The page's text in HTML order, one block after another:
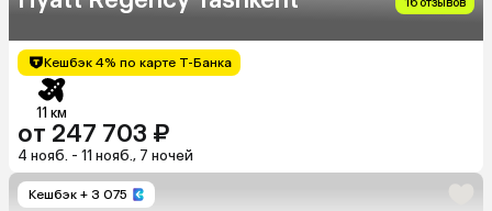
Кешбэк 4% по карте Т-Банка
11 км
от 247 703 ₽
4 нояб. - 11 нояб., 7 ночей
Кешбэк + 3 075